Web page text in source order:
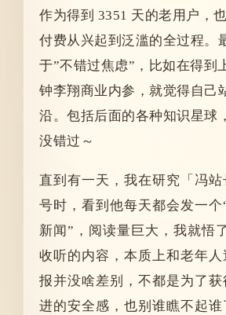
作为得到 3351 天的老用户，
付费从兴起到泛滥的全过程。
于”不错过焦虑”，比如在得到
钟李翔商业内参，就觉得自己
沿。包括后面的各种知识星球
没错过～
直到有一天，我在研究「冯
号时，看到他每天都会发一个
新闻”，阅读量巨大，我就悟
收听的内容，本质上和老年
报并没啥差别，不都是为了
进的安全感，也别谁瞧不起谁